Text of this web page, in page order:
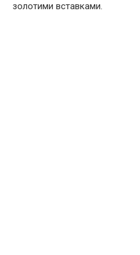
золотими вставками.